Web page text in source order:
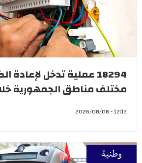
18294 عملية تدخل لإعادة
مختلف مناطق الجمهورية
12:13 - 2026/08/08
وطنية